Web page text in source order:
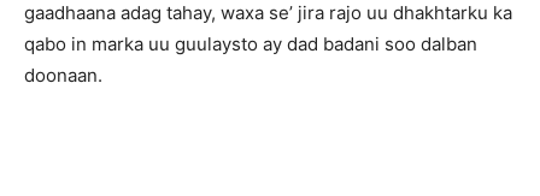
gaadhaana adag tahay, waxa se’ jira rajo uu dhakhtarku ka
qabo in marka uu guulaysto ay dad badani soo dalban
doonaan.